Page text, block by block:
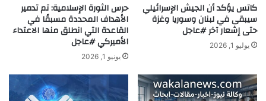
كاتس يؤكد أن الجيش الإسرائيلي
سيبقى في لبنان وسوريا وغزة
حتى إشعار آخر #عاجل
يوليو 1, 2026
حرس الثورة الإسلامية: تم تدمير
الأهداف المحددة مسبقًا في
القاعدة التي انطلق منها الاعتداء
الأميركي #عاجل
يونيو 1, 2026